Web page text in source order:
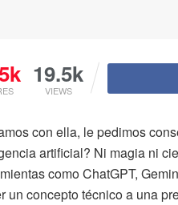
19.5k
VIEWS
con ella, le pedimos
artificial? Ni magia ni
como ChatGPT,
un concepto técnico a una